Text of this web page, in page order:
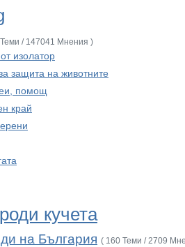
/ 147041 Мнения )
изолатор
защита на животните
помощ
край
кучета
на България ( 160 Теми / 2709